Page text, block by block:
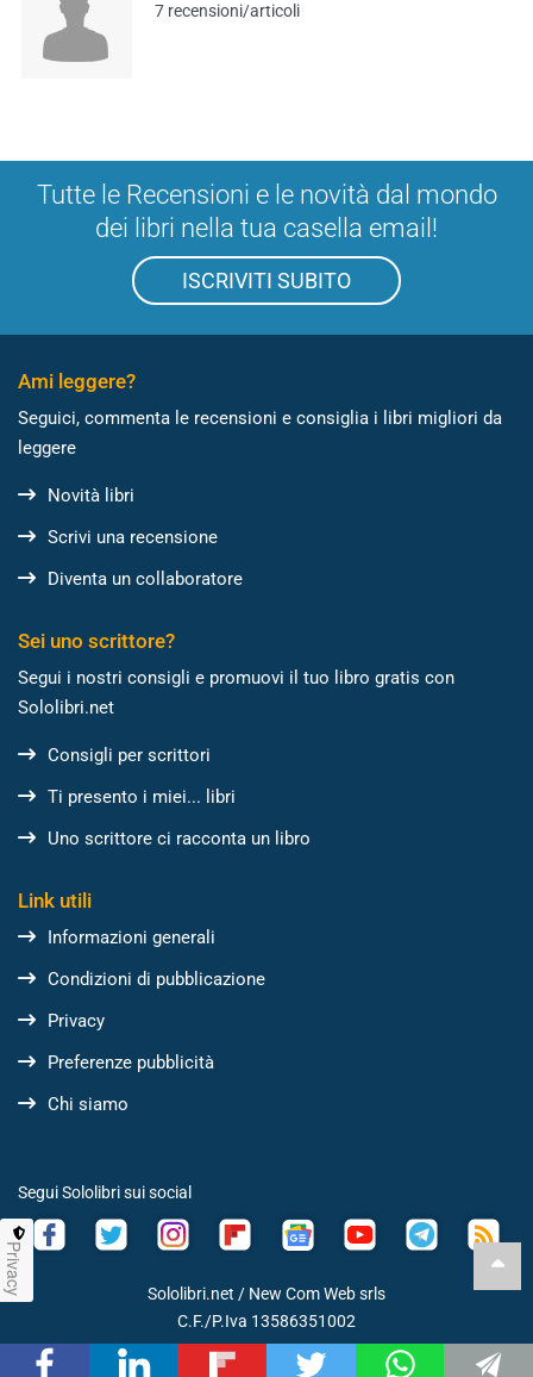
7 recensioni/articoli
Tutte le Recensioni e le novità dal mondo
dei libri nella tua casella email!
ISCRIVITI SUBITO
Ami leggere?
Seguici, commenta le recensioni e consiglia i libri migliori da
leggere
Novità libri
Scrivi una recensione
Diventa un collaboratore
Sei uno scrittore?
Segui i nostri consigli e promuovi il tuo libro gratis con
Sololibri.net
Consigli per scrittori
Ti presento i miei... libri
Uno scrittore ci racconta un libro
Link utili
Informazioni generali
Condizioni di pubblicazione
Privacy
Preferenze pubblicità
Chi siamo
Segui Sololibri sui social
Sololibri.net / New Com Web srls
C.F./P.Iva 13586351002
Privacy